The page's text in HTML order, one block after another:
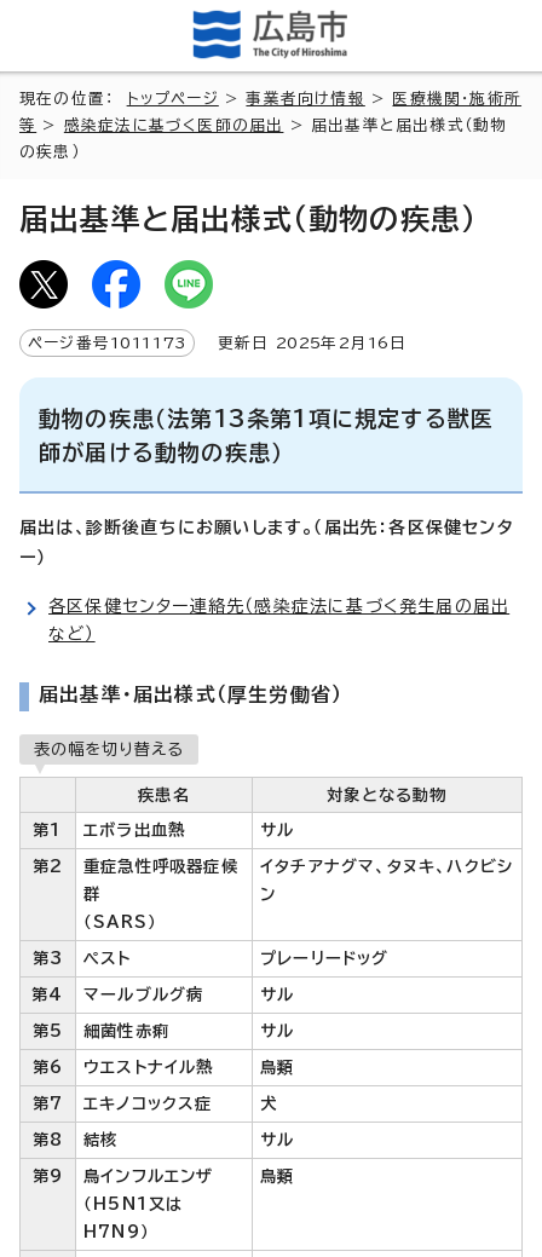
現在の位置： トップページ >事業者向け情報 >
医療機関・施術所
等
> 感染症法に基づく医師の届出
> 届出基準と届出様式（動物
の疾患）
届出基準と届出様式（動物の疾患）
ページ番号 1011173 更新日 2025年2月 16 日
動物の疾患（法第13条第1項に規定する獣医
師が届ける動物の疾患）
届出は、診断後直ちにお願いします。（届出先：各区保健センタ
ー）
各区保健センター連絡先（感染症法に基づく発生届の届出
など）
届出基準・届出様式（厚生労働省）
表の幅を切り替える
疾患名 対象となる動物
第1 エボラ出血熱 サル
第2
重症急性呼吸器症候
群
（SARS）
イタチアナグマ、タヌキ、ハクビシ
ン
第3 ペスト プレーリードッグ
第4 マールブルグ病 サル
第5 細菌性赤痢 サル
第6 ウエストナイル熱 鳥類
第7 エキノコックス症 犬
第8 結核 サル
第9
鳥インフルエンザ
（H5N1又は
H7N9）
鳥類